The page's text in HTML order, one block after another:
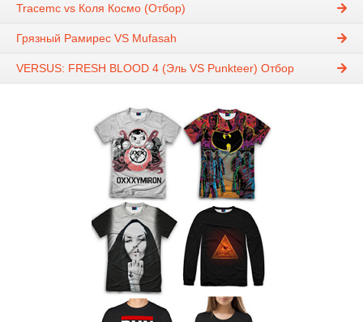
Tracemc vs Коля Космо (Отбор)
Грязный Рамирес VS Mufasah
VERSUS: FRESH BLOOD 4 (Эль VS Punkteer) Отбор